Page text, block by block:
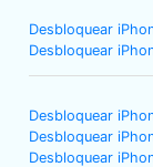
Desbloquear
Desbloquear
Desbloquear
Desbloquear
Desbloquear